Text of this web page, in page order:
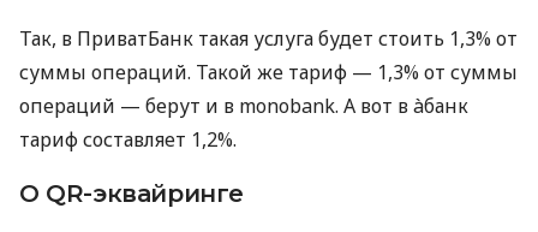
Так, в ПриватБанк такая услуга будет стоить 1,3% от
суммы операций. Такой же тариф — 1,3% от суммы
операций — берут и в monobank. А вот в àбанк
тариф составляет 1,2%.
О QR-эквайринге